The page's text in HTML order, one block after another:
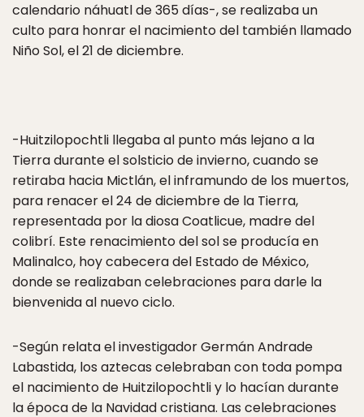
calendario náhuatl de 365 días-, se realizaba un
culto para honrar el nacimiento del también llamado
Niño Sol, el 21 de diciembre.
-Huitzilopochtli llegaba al punto más lejano a la
Tierra durante el solsticio de invierno, cuando se
retiraba hacia Mictlán, el inframundo de los muertos,
para renacer el 24 de diciembre de la Tierra,
representada por la diosa Coatlicue, madre del
colibrí. Este renacimiento del sol se producía en
Malinalco, hoy cabecera del Estado de México,
donde se realizaban celebraciones para darle la
bienvenida al nuevo ciclo.
-Según relata el investigador Germán Andrade
Labastida, los aztecas celebraban con toda pompa
el nacimiento de Huitzilopochtli y lo hacían durante
la época de la Navidad cristiana. Las celebraciones